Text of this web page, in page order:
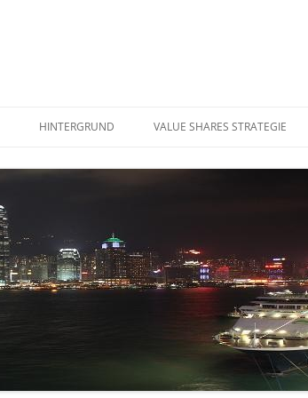
HINTERGRUND VALUE SHARES STRATEGIE